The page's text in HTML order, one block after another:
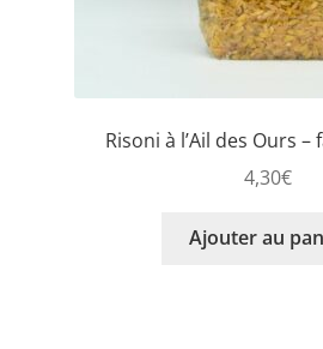
Risoni à l’Ail des Ours
4,30€
Ajouter au